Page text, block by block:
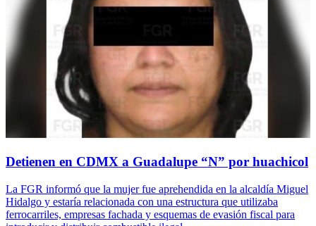
Detienen en CDMX a Guadalupe “N” por huachicol
La FGR informó que la mujer fue aprehendida en la alcaldía Miguel
Hidalgo y estaría relacionada con una estructura que utilizaba
ferrocarriles, empresas fachada y esquemas de evasión fiscal para